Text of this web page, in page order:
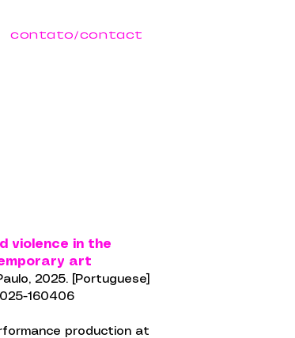
contato/contact
violence in the
art
2025. [Portuguese]
160406
production at